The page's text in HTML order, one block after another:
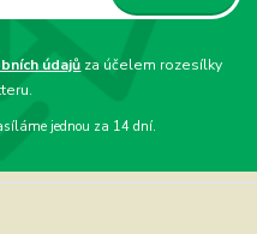
údajů za účelem rozesílky
jednou za 14 dní.